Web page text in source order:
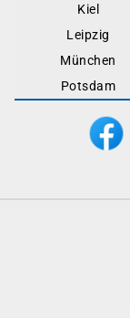
Kiel
Leipzig
München
Potsdam